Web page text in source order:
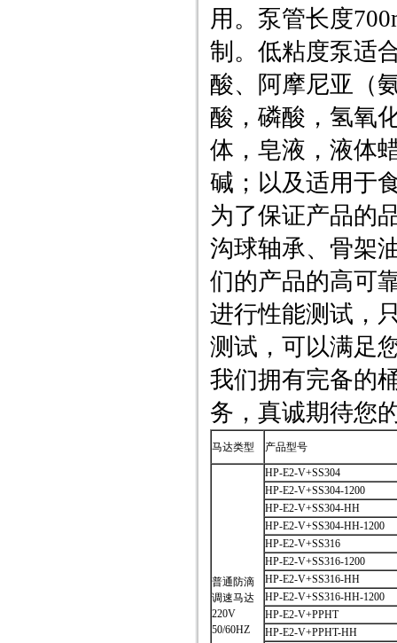
用。泵管长度
制。低粘度泵适
酸、阿摩尼亚（
酸，磷酸，氢氧
体，皂液，液体
碱；以及适用于
为了保证产品的
沟球轴承、骨架
们的产品的高可
进行性能测试，
测试，可以满足
我们拥有完备的
务，真诚期待您
马达类型 产品型号
普通防滴
调速马达
220V
50/60HZ
HP-E2-V+SS304
HP-E2-V+SS304-1200
HP-E2-V+SS304-HH
HP-E2-V+SS304-HH-1200
HP-E2-V+SS316
HP-E2-V+SS316-1200
HP-E2-V+SS316-HH
HP-E2-V+SS316-HH-1200
HP-E2-V+PPHT
HP-E2-V+PPHT-HH